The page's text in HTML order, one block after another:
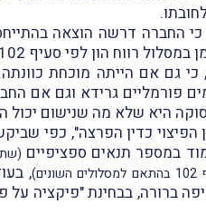
כי החברה דרשה הוצאה
לפקודה והוא אי-התרת ניכוי הוצאות שכר של העובד.
כי גם אם הייתה מוכחת
פורמליים גרידא וגם אם
היא שלא מה שנישום
במספר תנאים ספציפיים
,
ברורה, בבחינת "פיקציה על